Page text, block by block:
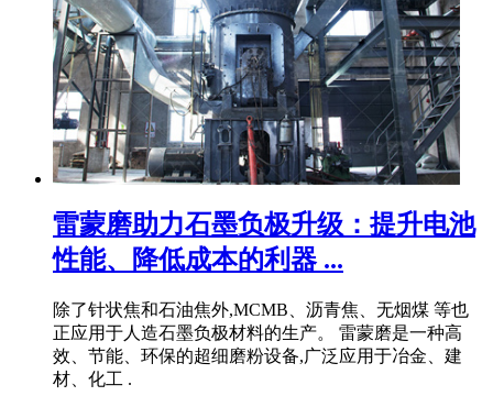
雷蒙磨助力石墨负极升级：提升电池
性能、降低成本的利器 ...
除了针状焦和石油焦外,MCMB、沥青焦、无烟煤 等也
正应用于人造石墨负极材料的生产。 雷蒙磨是一种高
效、节能、环保的超细磨粉设备,广泛应用于冶金、建
材、化工 .